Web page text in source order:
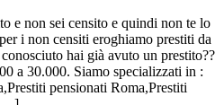
e non sei censito e quindi non te lo
i non censiti eroghiamo prestiti da
hai già avuto un prestito??
a 30.000. Siamo specializzati in :
pensionati Roma,Prestiti